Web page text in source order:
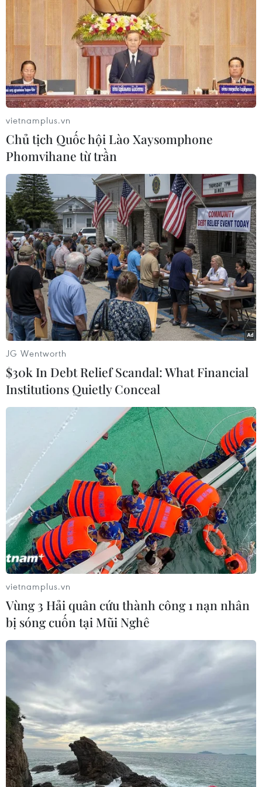
Dịp lễ 30/4 và 1/5 là cơ hội để du lịch Hà
Nội phục hồi, tăng trưởng
Đến thời điểm này, công tác chuẩn bị cơ sở vật chất,
nhân lực, xây dựng các chương trình giải trí đã hoàn tất
để đón khách trong bối cảnh Hà Nội thực hiện nghiêm
túc công tác phòng, chống dịch.
Công viên Thiên Đường Bảo Sơn tổ chức
'Đại tiệc rừng xanh' chào Hè
29/03/2022 08:55
Du khách đến với công viên Thiên Đường Bảo Sơn trong
3 ngày từ 9-11/4 sẽ được hòa mình vào không gian rừng
nhiệt đới cùng bữa tiệc âm nhạc sôi động, chương trình
nghệ thuật vui nhộn...
Lễ hội Du lịch Hà Nội 2022 thu hút khách
vietnamplus.vn
Chủ tịch Quốc hội Lào Xaysomphone
Phomvihane từ trần
JG Wentworth
$30k In Debt Relief Scandal: What Financial
Institutions Quietly Conceal
vietnamplus.vn
Vùng 3 Hải quân cứu thành công 1 nạn nhân
bị sóng cuốn tại Mũi Nghê